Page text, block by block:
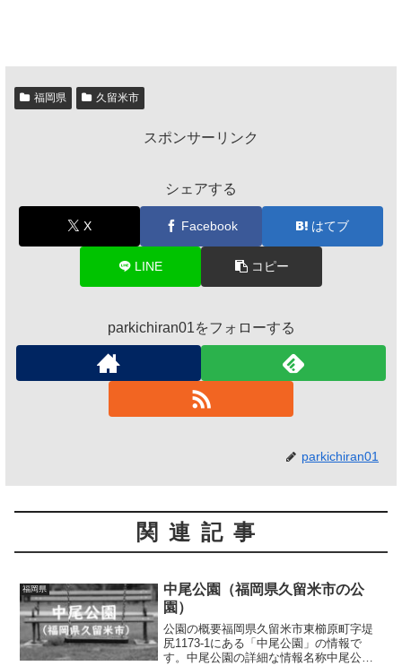
福岡県 久留米市
スポンサーリンク
シェアする
X Facebook はてブ
LINE コピー
parkichiran01をフォローする
parkichiran01
関連記事
福岡県
中尾公園（福岡県久留米市の公
園）
公園の概要福岡県久留米市東櫛原町字堤
尻1173-1にある「中尾公園」の情報で
す。中尾公園の詳細な情報名称中尾公園